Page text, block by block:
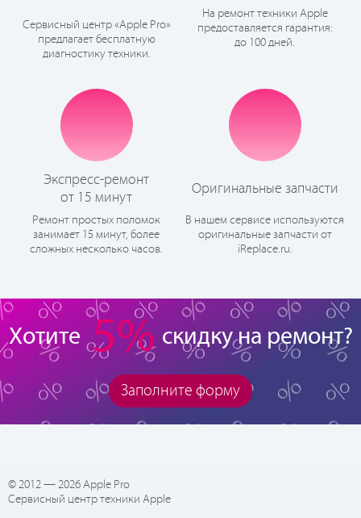
Сервисный центр «Apple Pro»
предлагает бесплатную
диагностику техники.
На ремонт техники Apple
предоставляется гарантия:
до 100 дней.
Экспресс-ремонт
от 15 минут
Ремонт простых поломок
занимает 15 минут, более
сложных несколько часов.
Оригинальные запчасти
В нашем сервисе используются
оригинальные запчасти от
iReplace.ru.
Хотите 5% скидку на ремонт?
Заполните форму
© 2012 — 2026 Apple Pro
Сервисный центр техники Apple